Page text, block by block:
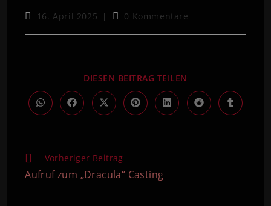
16. April 2025 0 Kommentare
DIESEN BEITRAG TEILEN
Vorheriger Beitrag
Aufruf zum „Dracula“ Casting